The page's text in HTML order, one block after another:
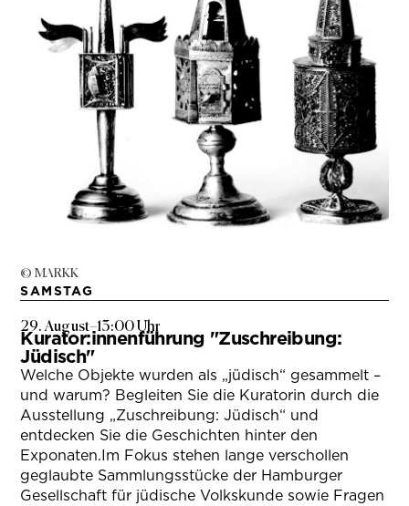
© MARKK
SAMSTAG
29. August–13:00 Uhr
Kurator:innenführung "Zuschreibung:
Jüdisch"
Welche Objekte wurden als „jüdisch“ gesammelt –
und warum? Begleiten Sie die Kuratorin durch die
Ausstellung „Zuschreibung: Jüdisch“ und
entdecken Sie die Geschichten hinter den
Exponaten.Im Fokus stehen lange verschollen
geglaubte Sammlungsstücke der Hamburger
Gesellschaft für jüdische Volkskunde sowie Fragen